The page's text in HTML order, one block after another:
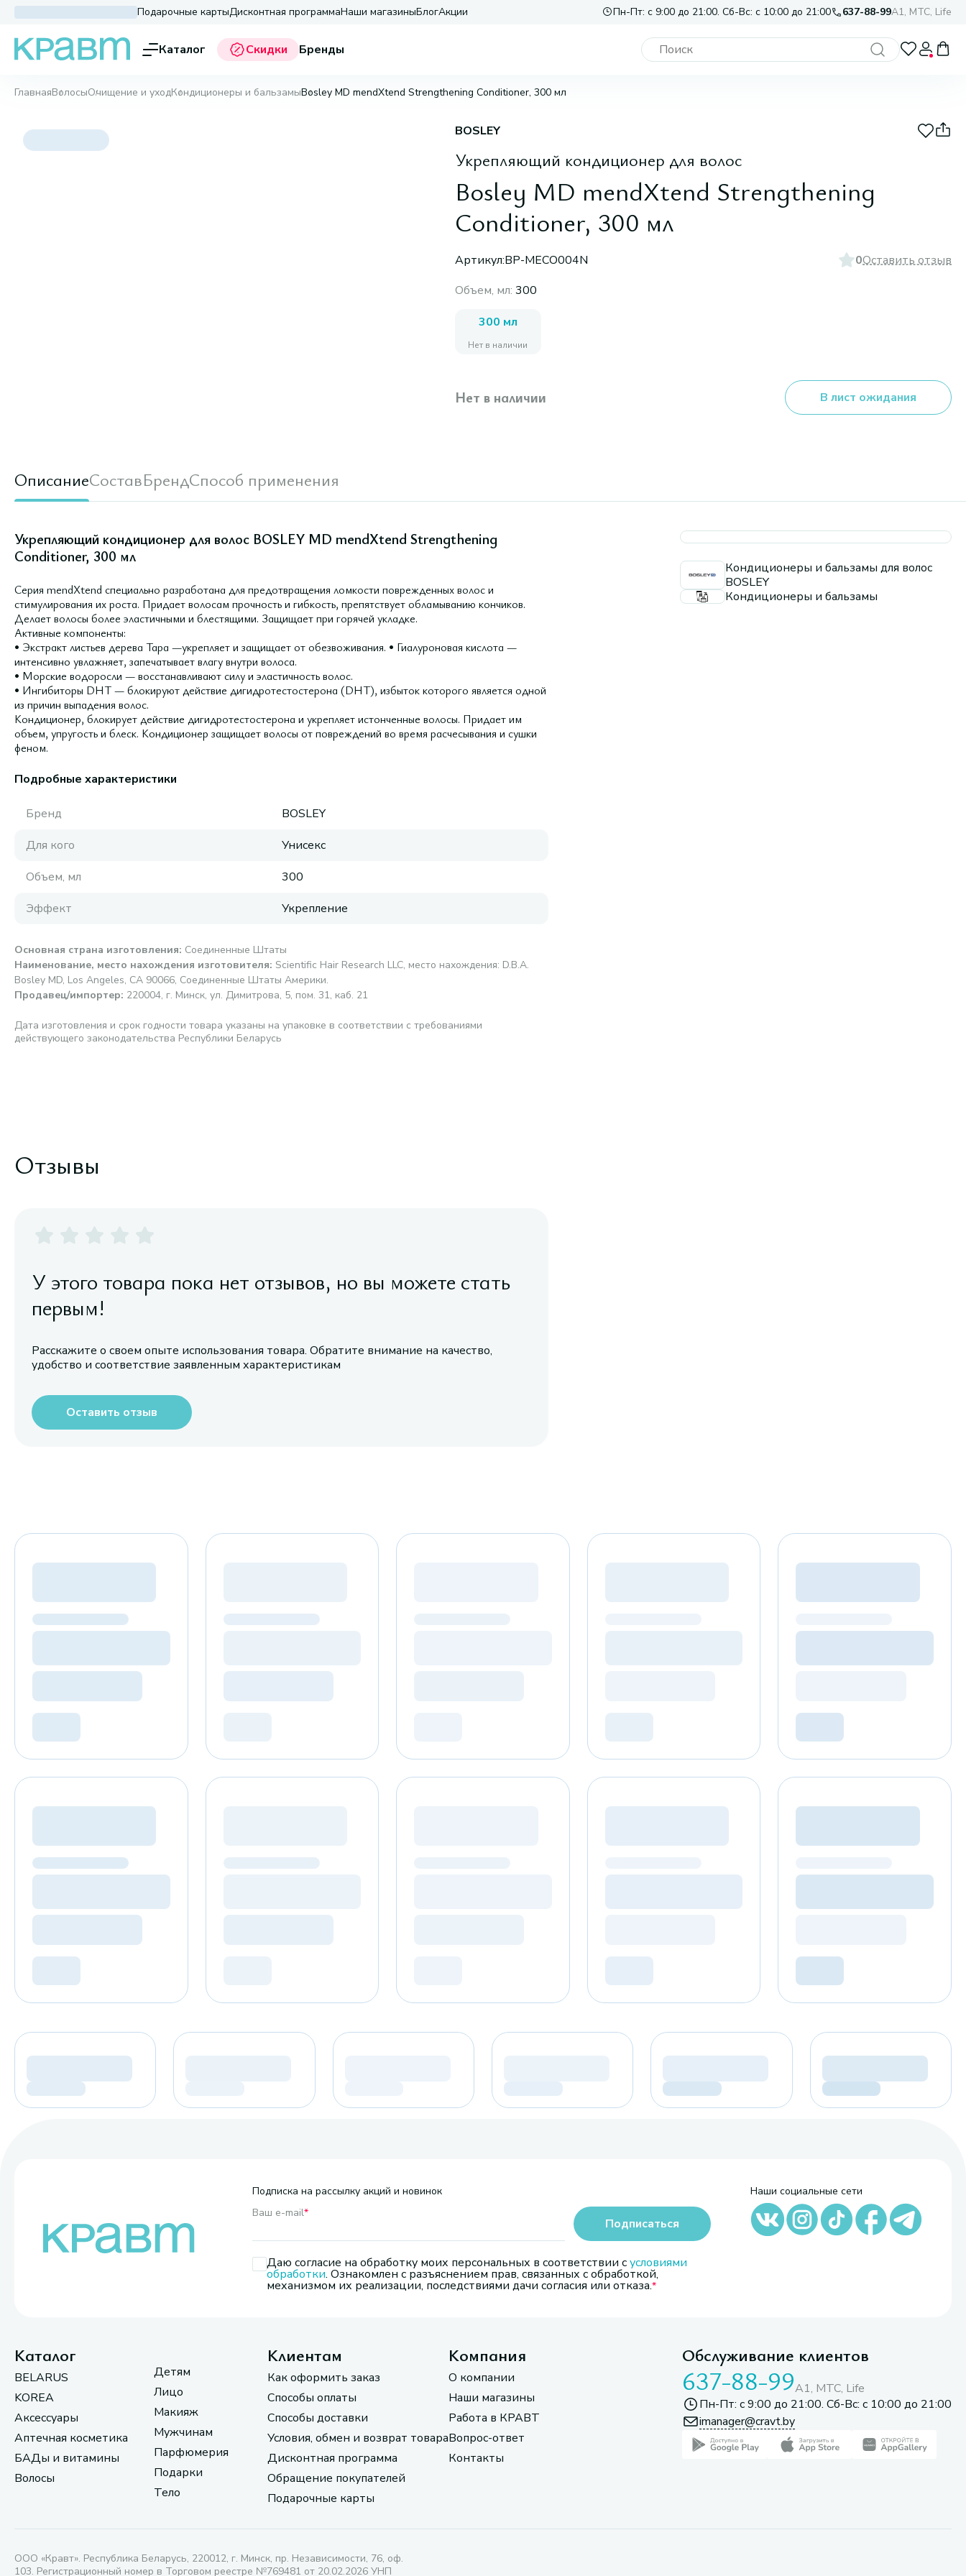
Подарочные картыДисконтная программаНаши магазиныБлогАкции Пн-Пт: с 9:00 до 21:00. Сб-Вс: с 10:00 до 21:00 637-88-99A1, МТС, Life
Каталог Скидки Бренды
ГлавнаяВолосыОчищение и уходКондиционеры и бальзамыBosley MD mendXtend Strengthening Conditioner, 300 мл
BOSLEY
Укрепляющий кондиционер для волос
Bosley MD mendXtend Strengthening
Conditioner, 300 мл
Артикул:BP-MECO004N 0Оставить отзыв
Объем, мл: 300
300 мл
Нет в наличии
Нет в наличии В лист ожидания
ОписаниеСоставБрендСпособ применения
Укрепляющий кондиционер для волос BOSLEY MD mendXtend Strengthening
Conditioner, 300 мл
Серия mendXtend специально разработана для предотвращения ломкости поврежденных волос и
стимулирования их роста. Придает волосам прочность и гибкость, препятствует обламыванию кончиков.
Делает волосы более эластичными и блестящими. Защищает при горячей укладке.
Активные компоненты:
• Экстракт листьев дерева Тара —укрепляет и защищает от обезвоживания. • Гиалуроновая кислота —
интенсивно увлажняет, запечатывает влагу внутри волоса.
• Морские водоросли — восстанавливают силу и эластичность волос.
• Ингибиторы DHT — блокируют действие дигидротестостерона (DHT), избыток которого является одной
из причин выпадения волос.
Кондиционер, блокирует действие дигидротестостерона и укрепляет истонченные волосы. Придает им
объем, упругость и блеск. Кондиционер защищает волосы от повреждений во время расчесывания и сушки
феном.
Подробные характеристики
Бренд
BOSLEY
Для кого
Унисекс
Объем, мл
300
Эффект
Укрепление
Основная страна изготовления: Соединенные Штаты
Наименование, место нахождения изготовителя: Scientific Hair Research LLC, место нахождения: D.B.A.
Bosley MD, Los Angeles, CA 90066, Соединенные Штаты Америки.
Продавец/импортер: 220004, г. Минск, ул. Димитрова, 5, пом. 31, каб. 21
Дата изготовления и срок годности товара указаны на упаковке в соответствии с требованиями
действующего законодательства Республики Беларусь
Кондиционеры и бальзамы для волос
BOSLEY
Кондиционеры и бальзамы
Отзывы
У этого товара пока нет отзывов, но вы можете стать
первым!
Расскажите о своем опыте использования товара. Обратите внимание на качество,
удобство и соответствие заявленным характеристикам
Оставить отзыв
Подписка на рассылку акций и новинок
Ваш e-mail*
Даю согласие на обработку моих персональных в соответствии сусловиями
обработки. Ознакомлен с разъяснением прав, связанных с обработкой,
механизмом их реализации, последствиями дачи согласия или отказа.
Подписаться
Наши социальные сети
Каталог
BELARUS
KOREA
Аксессуары
Аптечная косметика
БАДы и витамины
Волосы
Детям
Лицо
Макияж
Мужчинам
Парфюмерия
Подарки
Тело
Клиентам
Как оформить заказ
Способы оплаты
Способы доставки
Условия, обмен и возврат товара
Дисконтная программа
Обращение покупателей
Подарочные карты
Компания
О компании
Наши магазины
Работа в КРАВТ
Вопрос-ответ
Контакты
Обслуживание клиентов
637-88-99A1, МТС, Life
Пн-Пт: с 9:00 до 21:00. Сб-Вс: с 10:00 до 21:00
imanager@cravt.by
ООО «Кравт». Республика Беларусь, 220012, г. Минск, пр. Независимости, 76, оф.
103. Регистрационный номер в Торговом реестре №769481 от 20.02.2026 УНП